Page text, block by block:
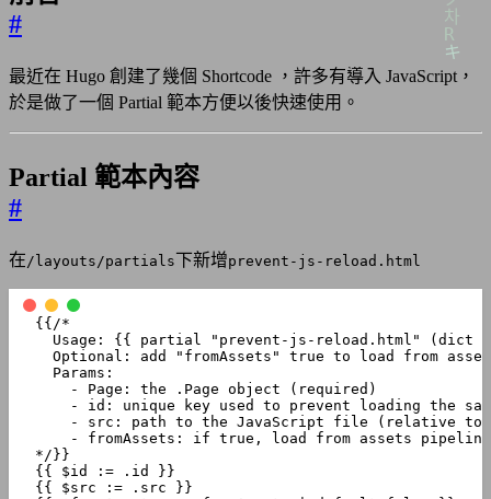
#
最近在 Hugo 創建了幾個 Shortcode ，許多有導入 JavaScript，
於是做了一個 Partial 範本方便以後快速使用。
Partial 範本內容
#
在/layouts/partials下新增prevent-js-reload.html